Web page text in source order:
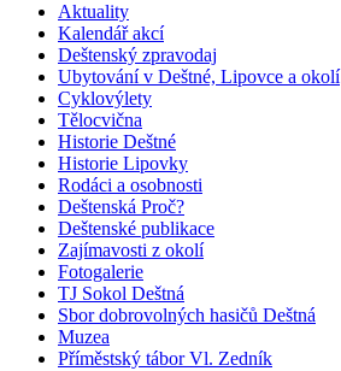
Aktuality
Kalendář akcí
Deštenský zpravodaj
Ubytování v Deštné, Lipovce a okolí
Cyklovýlety
Tělocvična
Historie Deštné
Historie Lipovky
Rodáci a osobnosti
Deštenská Proč?
Deštenské publikace
Zajímavosti z okolí
Fotogalerie
TJ Sokol Deštná
Sbor dobrovolných hasičů Deštná
Muzea
Příměstský tábor Vl. Zedník